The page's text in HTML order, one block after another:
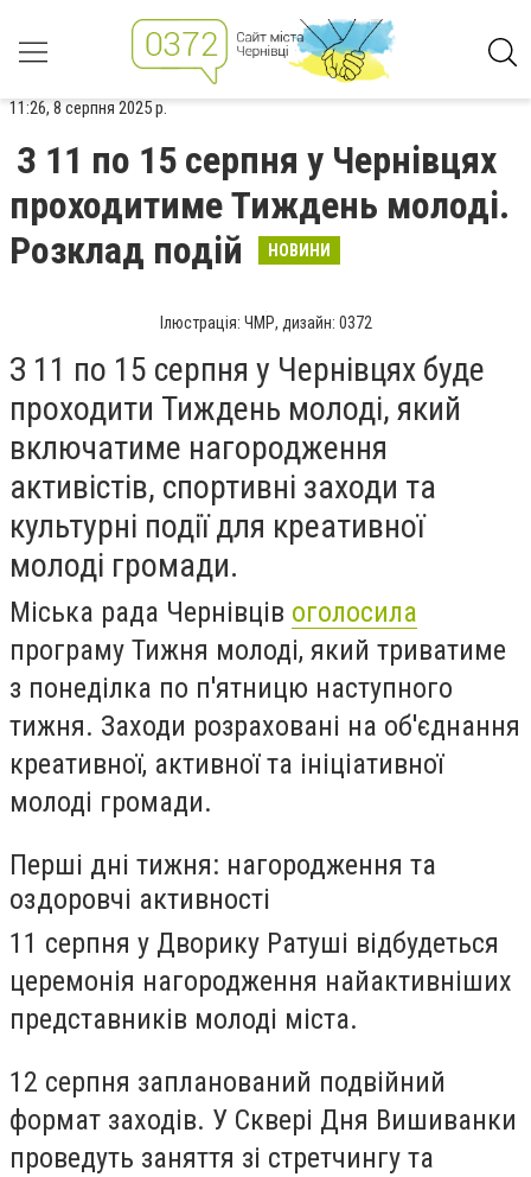
11:26, 8 серпня 2025 р.
З 11 по 15 серпня у Чернівцях
проходитиме Тиждень молоді.
Розклад подій
НОВИНИ
Ілюстрація: ЧМР, дизайн: 0372
З 11 по 15 серпня у Чернівцях буде
проходити Тиждень молоді, який
включатиме нагородження
активістів, спортивні заходи та
культурні події для креативної
молоді громади.
Міська рада Чернівців оголосила
програму Тижня молоді, який триватиме
з понеділка по п'ятницю наступного
тижня. Заходи розраховані на об'єднання
креативної, активної та ініціативної
молоді громади.
Перші дні тижня: нагородження та
оздоровчі активності
11 серпня у Дворику Ратуші відбудеться
церемонія нагородження найактивніших
представників молоді міста.
12 серпня запланований подвійний
формат заходів. У Сквері Дня Вишиванки
проведуть заняття зі стретчингу та